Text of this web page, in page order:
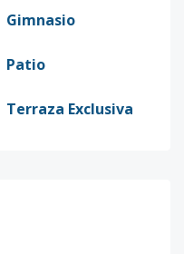
Gimnasio
Patio
Terraza Exclusiva